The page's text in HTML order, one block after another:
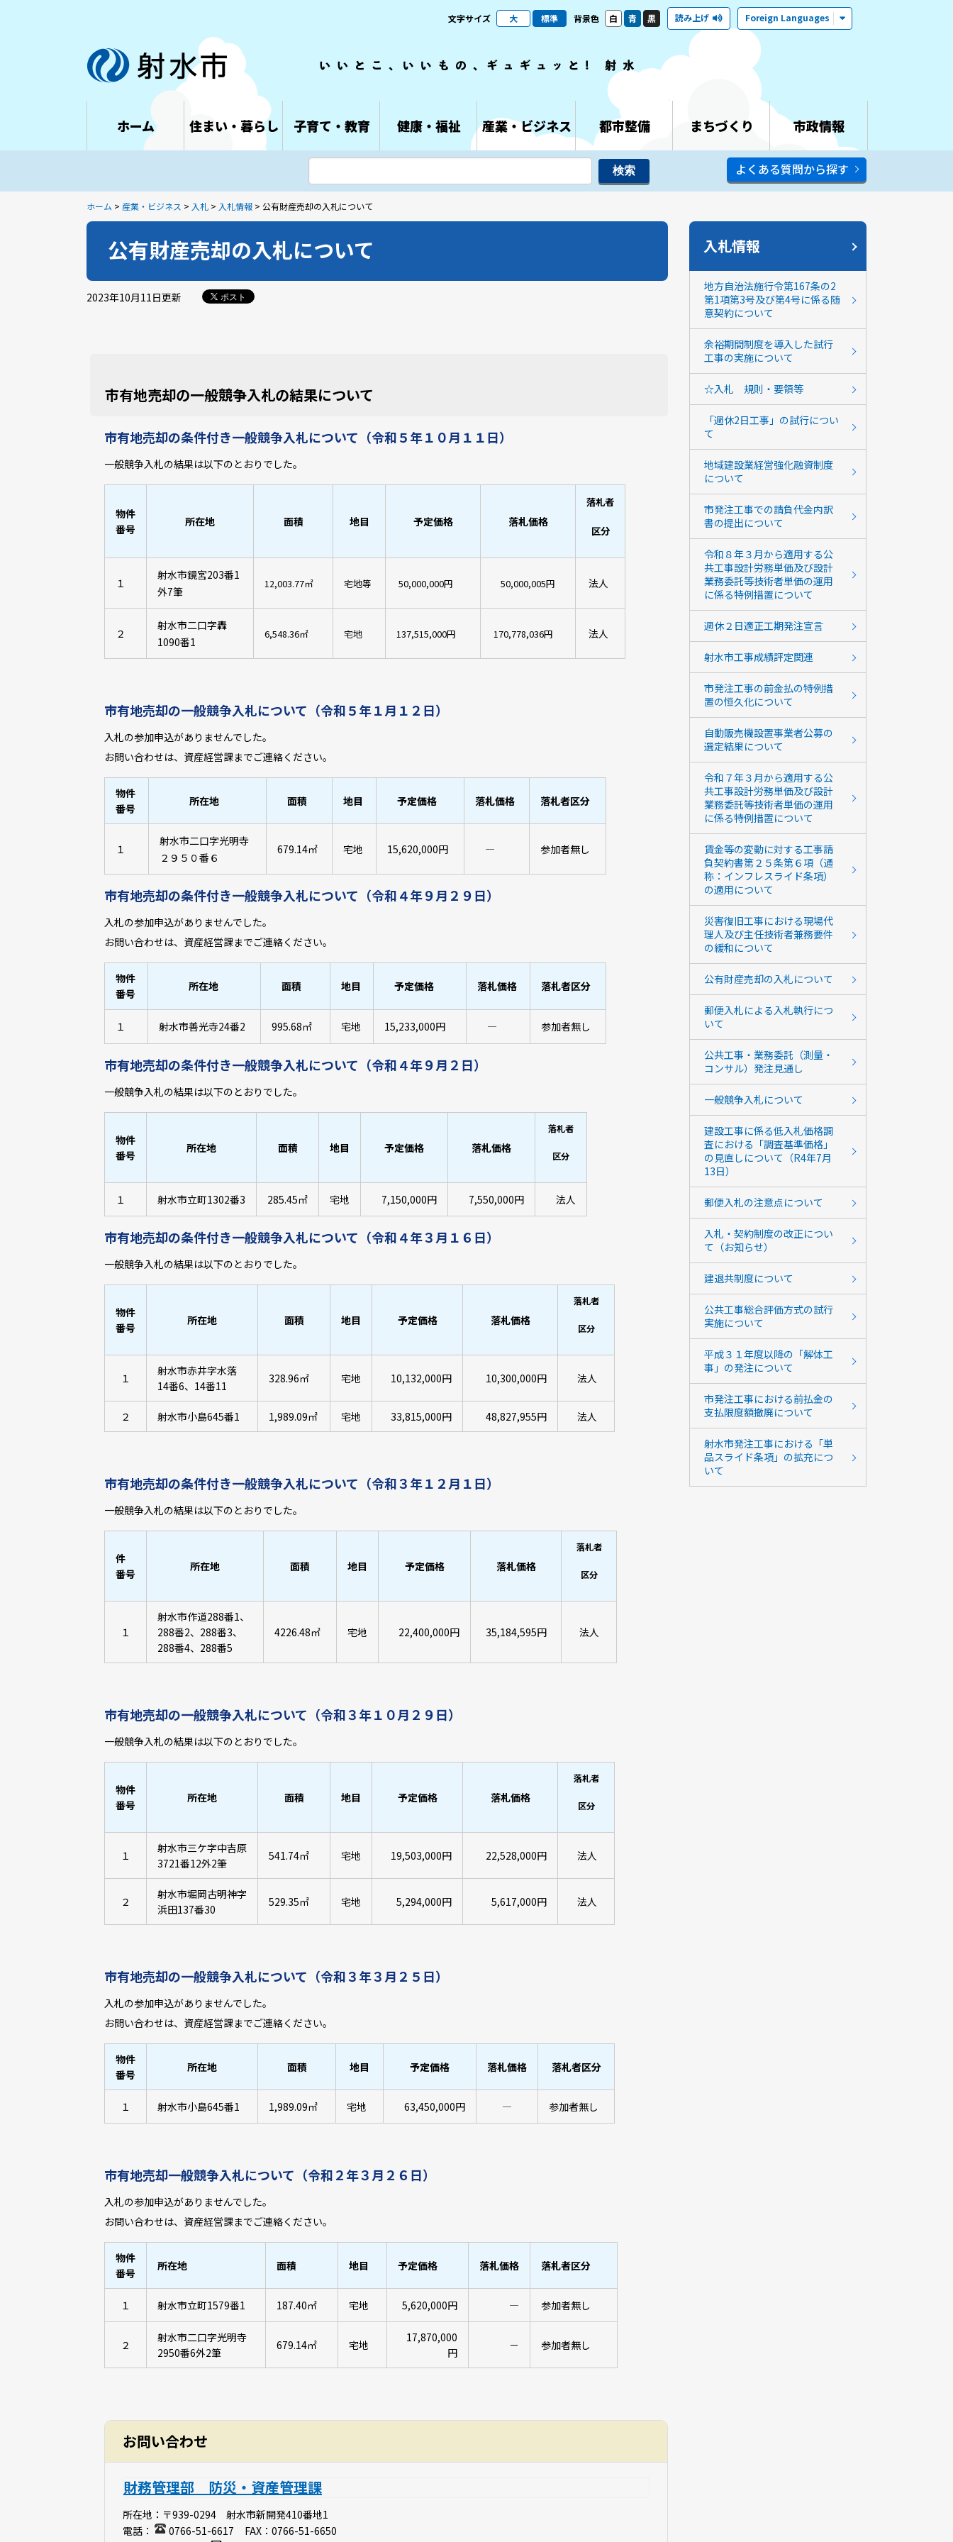
文字サイズ 大 標準 背景色 白 青 黒 読み上げ Foreign Languages
ホーム 住まい・暮らし 子育て・教育 健康・福祉 産業・ビジネス 都市整備 まちづくり 市政情報
よくある質問から探す
ホーム > 産業・ビジネス > 入札 > 入札情報 > 公有財産売却の入札について
公有財産売却の入札について
2023年10月11日更新 ポスト
市有地売却の一般競争入札の結果について
市有地売却の条件付き一般競争入札について（令和５年１０月１１日）
一般競争入札の結果は以下のとおりでした。
物件
番号
所在地 面積 地目 予定価格 落札価格
落札者
区分
１
射水市鏡宮203番1
外7筆
12,003.77㎡ 宅地等 50,000,000円 50,000,005円 法人
２
射水市二口字轟
1090番1
6,548.36㎡ 宅地 137,515,000円 170,778,036円 法人
市有地売却の一般競争入札について（令和５年１月１２日）
入札の参加申込がありませんでした。
お問い合わせは、資産経営課までご連絡ください。
物件
番号
所在地 面積 地目 予定価格 落札価格 落札者区分
１
射水市二口字光明寺
２９５０番６
679.14㎡ 宅地 15,620,000円 ― 参加者無し
市有地売却の条件付き一般競争入札について（令和４年９月２９日）
入札の参加申込がありませんでした。
お問い合わせは、資産経営課までご連絡ください。
物件
番号
所在地 面積 地目 予定価格 落札価格 落札者区分
１ 射水市善光寺24番2 995.68㎡ 宅地 15,233,000円 ― 参加者無し
市有地売却の条件付き一般競争入札について（令和４年９月２日）
一般競争入札の結果は以下のとおりでした。
物件
番号
所在地 面積 地目 予定価格 落札価格
落札者
区分
１ 射水市立町1302番3 285.45㎡ 宅地 7,150,000円 7,550,000円 法人
市有地売却の条件付き一般競争入札について（令和４年３月１６日）
一般競争入札の結果は以下のとおりでした。
物件
番号
所在地 面積 地目 予定価格 落札価格
落札者
区分
１
射水市赤井字水落
14番6、14番11
328.96㎡ 宅地 10,132,000円 10,300,000円 法人
２ 射水市小島645番1 1,989.09㎡ 宅地 33,815,000円 48,827,955円 法人
市有地売却の条件付き一般競争入札について（令和３年１２月１日）
一般競争入札の結果は以下のとおりでした。
件
番号
所在地 面積 地目 予定価格 落札価格
落札者
区分
１
射水市作道288番1、
288番2、288番3、
288番4、288番5
4226.48㎡ 宅地 22,400,000円 35,184,595円 法人
市有地売却の一般競争入札について（令和３年１０月２９日）
一般競争入札の結果は以下のとおりでした。
物件
番号
所在地 面積 地目 予定価格 落札価格
落札者
区分
１
射水市三ケ字中吉原
3721番12外2筆
541.74㎡ 宅地 19,503,000円 22,528,000円 法人
２
射水市堀岡古明神字
浜田137番30
529.35㎡ 宅地 5,294,000円 5,617,000円 法人
市有地売却の一般競争入札について（令和３年３月２５日）
入札の参加申込がありませんでした。
お問い合わせは、資産経営課までご連絡ください。
物件
番号
所在地 面積 地目 予定価格 落札価格 落札者区分
１ 射水市小島645番1 1,989.09㎡ 宅地 63,450,000円 ― 参加者無し
市有地売却一般競争入札について（令和２年３月２６日）
入札の参加申込がありませんでした。
お問い合わせは、資産経営課までご連絡ください。
物件
番号
所在地 面積 地目 予定価格 落札価格 落札者区分
１ 射水市立町1579番1 187.40㎡ 宅地 5,620,000円 ― 参加者無し
２
射水市二口字光明寺
2950番6外2筆
679.14㎡ 宅地
17,870,000
円
－ 参加者無し
お問い合わせ
財務管理部 防災・資産管理課
所在地： 〒939-0294 射水市新開発410番地1
電話：
0766-51-6617 FAX： 0766-51-6650
入札情報
地方自治法施行令第167条の2
第1項第3号及び第4号に係る随
意契約について
余裕期間制度を導入した試行
工事の実施について
☆入札 規則・要領等
「週休2日工事」の試行につい
て
地域建設業経営強化融資制度
について
市発注工事での請負代金内訳
書の提出について
令和８年３月から適用する公
共工事設計労務単価及び設計
業務委託等技術者単価の運用
に係る特例措置について
週休２日適正工期発注宣言
射水市工事成績評定関連
市発注工事の前金払の特例措
置の恒久化について
自動販売機設置事業者公募の
選定結果について
令和７年３月から適用する公
共工事設計労務単価及び設計
業務委託等技術者単価の運用
に係る特例措置について
賃金等の変動に対する工事請
負契約書第２５条第６項（通
称：インフレスライド条項）
の適用について
災害復旧工事における現場代
理人及び主任技術者兼務要件
の緩和について
公有財産売却の入札について
郵便入札による入札執行につ
いて
公共工事・業務委託（測量・
コンサル）発注見通し
一般競争入札について
建設工事に係る低入札価格調
査における「調査基準価格」
の見直しについて（R4年7月
13日）
郵便入札の注意点について
入札・契約制度の改正につい
て（お知らせ）
建退共制度について
公共工事総合評価方式の試行
実施について
平成３１年度以降の「解体工
事」の発注について
市発注工事における前払金の
支払限度額撤廃について
射水市発注工事における「単
品スライド条項」の拡充につ
いて